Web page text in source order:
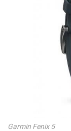
Garmin Fenix 5